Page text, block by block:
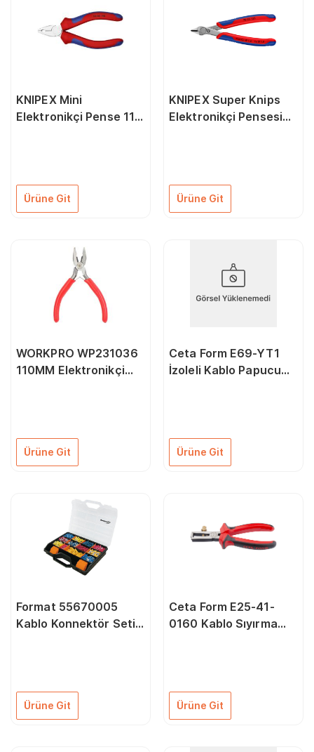
KNIPEX Mini
Elektronikçi Pense 110
Ürüne Git
KNIPEX Super Knips
Elektronikçi Pensesi
Ürüne Git
WORKPRO WP231036
110MM Elektronikçi
Ürüne Git
Ceta Form E69-YT1
İzoleli Kablo Papucu
Ürüne Git
Format 55670005
Kablo Konnektör Seti
Ürüne Git
Ceta Form E25-41-
0160 Kablo Sıyırma
Ürüne Git